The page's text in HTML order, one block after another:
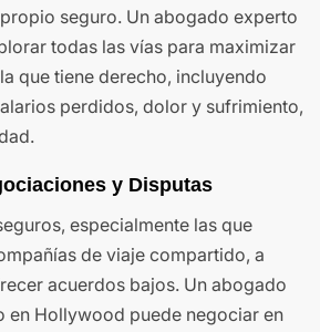
seguro. Un abogado experto
todas las vías para maximizar
que tiene derecho, incluyendo
perdidos, dolor y sufrimiento,
y Disputas
especialmente las que
de viaje compartido, a
acuerdos bajos. Un abogado
en Hollywood puede negociar en